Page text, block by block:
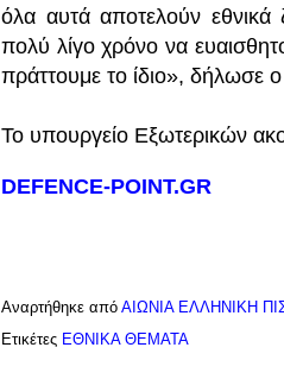
όλα αυτά αποτελούν εθνικά
πολύ λίγο χρόνο να
πράττουμε το ίδιο», δήλωσε
Το υπουργείο Εξωτερικών
DEFENCE-POINT.GR
Αναρτήθηκε από ΑΙΩΝΙΑ ΕΛΛΗΝΙΚΗ
Ετικέτες ΕΘΝΙΚΑ ΘΕΜΑΤΑ